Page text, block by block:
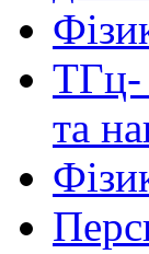
ТГц-
та